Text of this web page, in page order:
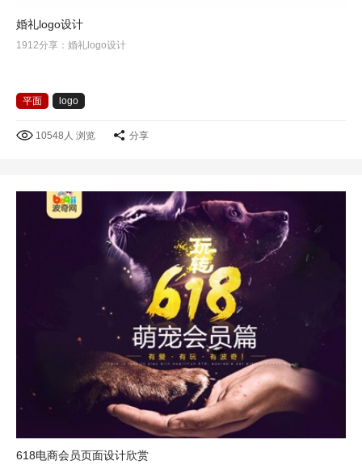
婚礼logo设计
1912分享：婚礼logo设计
平面 logo
10548人 浏览 分享
618电商会员页面设计欣赏